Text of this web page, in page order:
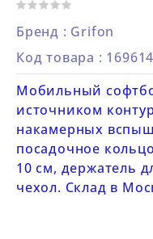
Бренд : Grifon
Код товара :
Мобильный
источником
накамерных
посадочное
10 см, держатель
чехол. Склад в